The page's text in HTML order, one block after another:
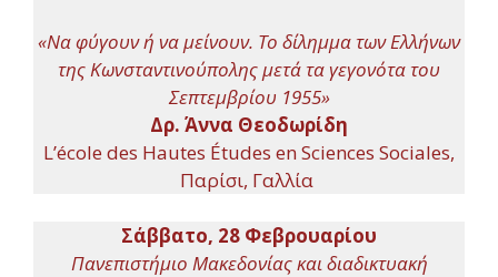
«Να φύγουν ή να μείνουν. Το δίλημμα των Ελλήνων
της Κωνσταντινούπολης μετά τα γεγονότα του
Σεπτεμβρίου 1955»
Δρ. Άννα Θεοδωρίδη
L’école des Hautes Études en Sciences Sociales,
Παρίσι, Γαλλία
Σάββατο, 28 Φεβρουαρίου
Πανεπιστήμιο Μακεδονίας και διαδικτυακή